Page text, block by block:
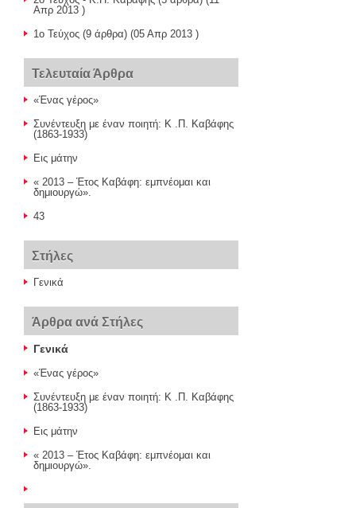
Απρ 2013 )
1ο Τεύχος (9 άρθρα) (05 Απρ 2013 )
Τελευταία Άρθρα
«Ένας γέρος»
Συνέντευξη με έναν ποιητή: Κ .Π. Καβάφης
(1863-1933)
Εις μάτην
« 2013 – Έτος Καβάφη: εμπνέομαι και
δημιουργώ».
43
Στήλες
Γενικά
Άρθρα ανά Στήλες
Γενικά
«Ένας γέρος»
Συνέντευξη με έναν ποιητή: Κ .Π. Καβάφης
(1863-1933)
Εις μάτην
« 2013 – Έτος Καβάφη: εμπνέομαι και
δημιουργώ».